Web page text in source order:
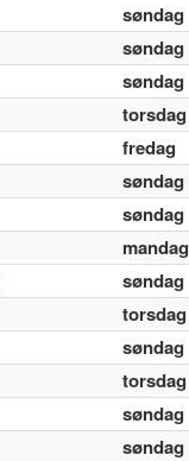
søndag
søndag
søndag
torsdag
fredag
søndag
søndag
mandag
søndag
torsdag
søndag
torsdag
søndag
søndag